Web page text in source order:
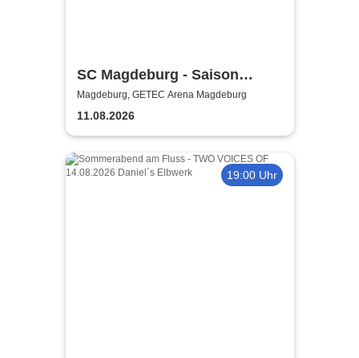
SC Magdeburg - Saison
2026/2027
Magdeburg, GETEC Arena Magdeburg
11.08.2026
19:00 Uhr